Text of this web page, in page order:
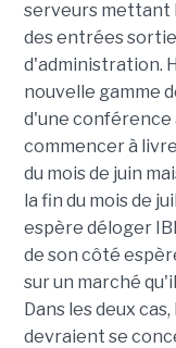
serveurs mettant
des entrées
d'administration.
nouvelle gamme
d'une conférence
commencer à
du mois de juin
la fin du mois de
espère déloger
de son côté
sur un marché
Dans les deux
devraient se